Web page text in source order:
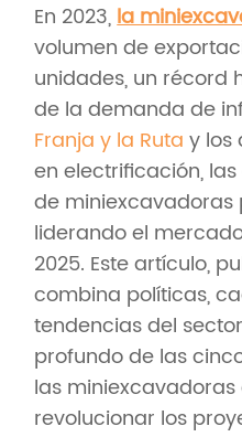
En 2023,la
volumen de
unidades, un récord
de la demanda de
Franja y la Ruta y los
en electrificación,
de miniexcavadoras
liderando el
2025. Este artículo,
combina políticas,
tendencias del
profundo de las
las
revolucionar los